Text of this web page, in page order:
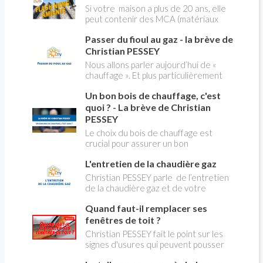
Christian PESSEY vous explique tout
ce qu'il faut savoir sur la nouvelle
modification du système "heures
creuses" qui concerne près de 15
millions de Français !
Si votre maison a plus de 20 ans, elle
peut contenir des MCA (matériaux
panique, on fait le point dans notre
flash news n°3 spéciale Amiante et
ses dangers avec Christian Pessey
Passer du fioul au gaz - la brève de
Christian PESSEY
Nous allons parler aujourd’hui de «
chauffage ». Et plus particulièrement
aborder l’abandon du fioul au profit du
gaz.
Un bon bois de chauffage, c'est
quoi ? - La brève de Christian
PESSEY
Le choix du bois de chauffage est
crucial pour assurer un bon
l'impact environnemental. Mais
comment reconnaître un bois de
qualité ? Plusieurs critères entrent en
jeu : le type d'essence, le taux
d'humidité, la densité et la saison de
coupe.
L'entretien de la chaudière gaz
Christian PESSEY parle de l’entretien
de la chaudière gaz et de votre
avez un système par radiateurs ou un
plancher chauffant, qui sont alimentés
par une chaudière au gaz, vous devez
faire entretenir celle-ci une fois par
an, que vous soyez locataire ou
Quand faut-il remplacer ses
fenêtres de toit ?
Christian PESSEY fait le point sur les
signes d'usures qui peuvent pousser